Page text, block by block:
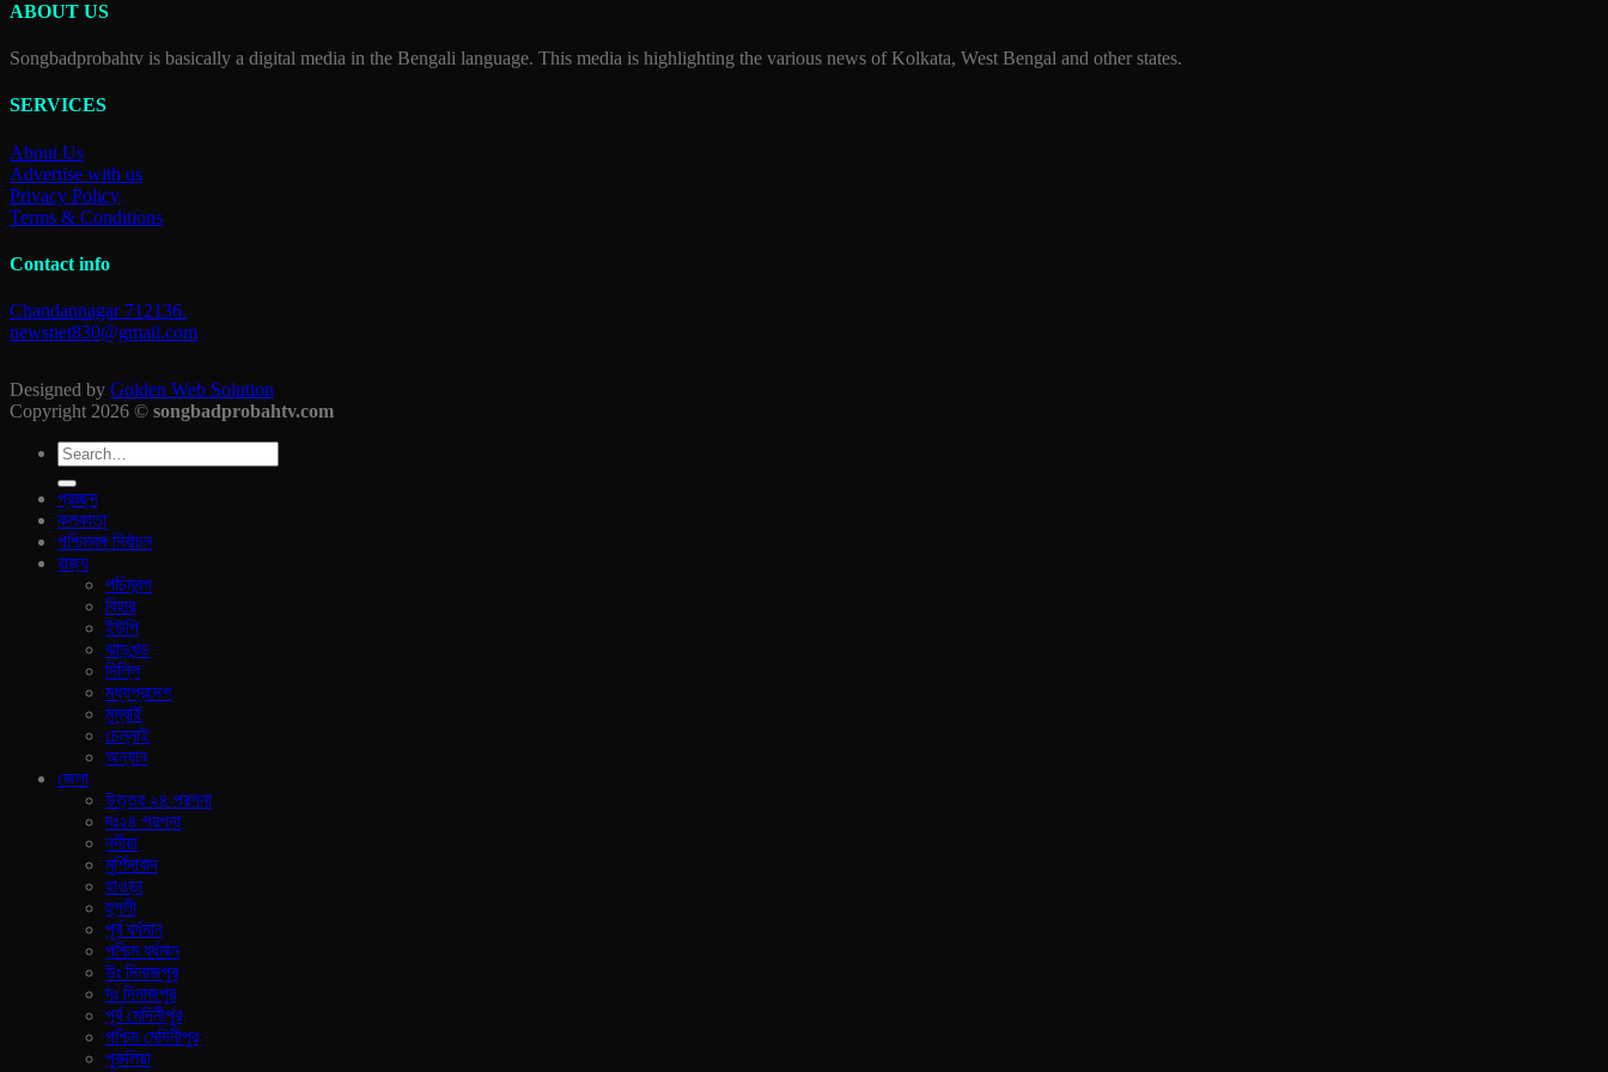
ABOUT US
Songbadprobahtv is basically a digital media in the Bengali language. This media is highlighting the various news of Kolkata, West Bengal and other states.
SERVICES
About Us
Advertise with us
Privacy Policy
Terms & Conditions
Contact info
Chandannagar 712136.
newsnet830@gmail.com
Designed by Golden Web Solution
Copyright 2026 © songbadprobahtv.com
প্রচ্ছদ
কলকাতা
পশ্চিমবঙ্গ নির্বাচন
রাজ‍্য
পচিমবন্গ
বিহার
ইউপি
ঝাড়খন্ড
দিল্লি
মধ্যপ্রদেশ
মুম্বাই
চেন্নাই
অন্যান
জেলা
উত্তর ২৪ পরগনা
দঃ২৪ পরগনা
নদীয়া
মুর্শিদাবাদ
হাওড়া
হুগলী
পূর্ব বর্ধমান
পশ্চিম বর্ধমান
উঃ দিনাজপুর
দঃ দিনাজপুর
পূর্ব মেদিনীপুর
পশ্চিম মেদিনীপুর
পুরুলিয়া